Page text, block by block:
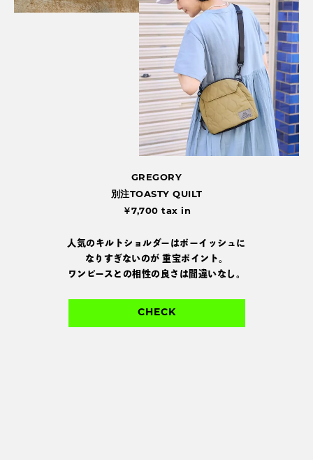
GREGORY
別注TOASTY QUILT
￥7,700 tax in
人気のキルトショルダーはボーイッシュに
なりすぎないのが 重宝ポイント。
ワンピースとの相性の良さは間違いなし。
CHECK